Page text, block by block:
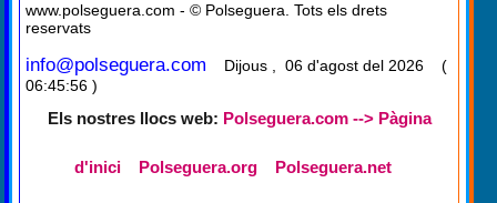
www.polseguera.com - © Polseguera. Tots els drets
reservats
info@polseguera.com
Dijous , 06 d'agost del 2026 (
06:45:56 )
Els nostres llocs web: Polseguera.com --> Pàgina
d'inici Polseguera.org Polseguera.net